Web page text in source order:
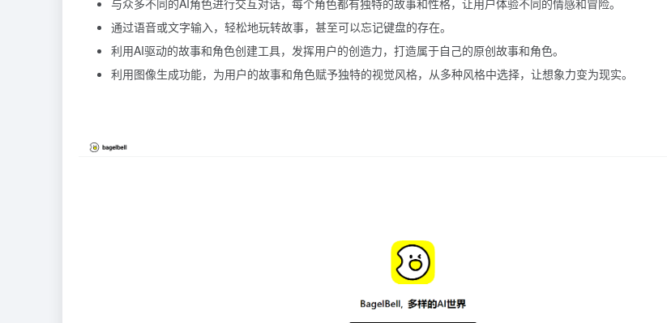
通过语音或文字输入，轻松地玩转故事，甚至可以忘记键盘的存在。
利用AI驱动的故事和角色创建工具，发挥用户的创造力，打造属于自己的原创故事和角色。
利用图像生成功能，为用户的故事和角色赋予独特的视觉风格，从多种风格中选择，让想象力变为现实。